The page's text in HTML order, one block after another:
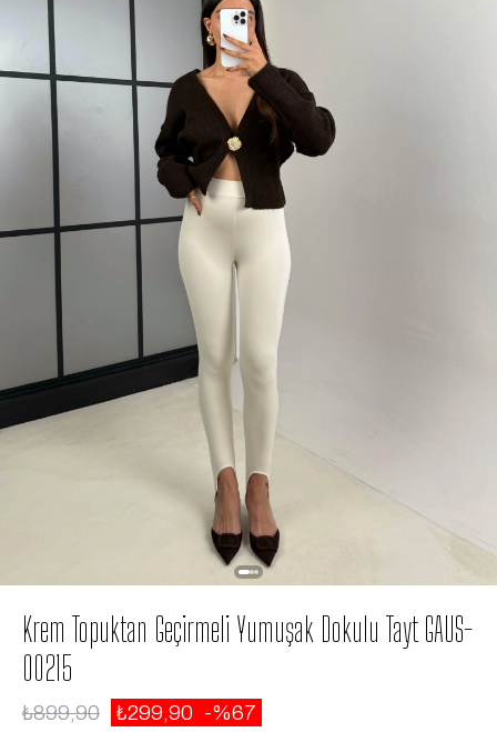
Krem Topuktan Geçirmeli Yumuşak Dokulu Tayt GAUS-
00215
₺899,90 ₺299,90 67